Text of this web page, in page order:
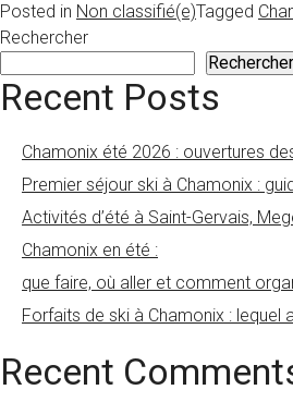
Posted in Non classifié(e)Tagged
Rechercher
Rechercher
Recent Posts
Chamonix été 2026 : ouvertures
Premier séjour ski à Chamonix :
Activités d’été à Saint-Gervais,
Chamonix en été :
que faire, où aller et comment
Forfaits de ski à Chamonix : lequel
Recent